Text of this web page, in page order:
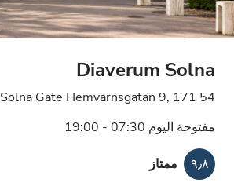
Diaverum Solna
Solna Gate Hemvärnsgatan 9, 171 54 سولنا, السويد
مفتوحة اليوم 07:30 - 19:00
٩٫٨ ممتاز